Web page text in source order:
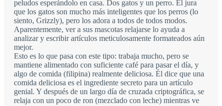
peludos esperándolo en casa. Dos gatos y un perro. Él jura
que los gatos son mucho más inteligentes que los perros (lo
siento, Grizzly), pero los adora a todos de todos modos.
Aparentemente, ver a sus mascotas relajarse lo ayuda a
analizar y escribir artículos meticulosamente formateados aún
mejor.
Esto es lo que pasa con este tipo: trabaja mucho, pero se
mantiene alimentado con suficiente café para pasar el día, y
algo de comida (filipina) realmente deliciosa. Él dice que una
comida deliciosa es el ingrediente secreto para un artículo
genial. Y después de un largo día de cruzada criptográfica, se
relaja con un poco de ron (mezclado con leche) mientras ve